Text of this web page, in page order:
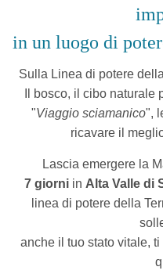
in un luogo di
Sulla Linea di potere
Il bosco, il cibo naturale
"Viaggio sciamanico",
ricavare il
Lascia emergere la
7 giorniin Alta Valle di
linea di potere della
anche il tuo stato vitale,